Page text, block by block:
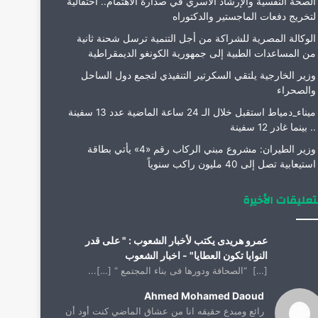
لتخريج دفعات الماجستير والدكتوراه
الوكالة المصرية للشراكة من أجل التنمية ترسل شحنة ثانية
من المساعدات الطبية إلى جمهورية الكونغو الديمقراطية
وزير الخارجية يلتقي السكرتير التنفيذي لتجمع دول الساحل
والصحراء
ميناء_دمياط استقبل خلال الـ 24 ساعة الماضية عدد 13 سفينة
.. بينما غادر 12 سفينة
وزير الطيران: مشروع مبني الركاب رقم «4» يأتي بطاقة
استيعابية تصل إلى 40 مليون راكب سنوياً
الأخيرة
عمرو هريدى يكتب لأخبار الشعوب : " على قدر
النوايا تكون العطايا" - اخبار الشعوب
[…] “الصحافة ودورها فى بناء المجتمع “ […]...
Ahmed Mohamed Daoud
رائع ومبدع حقيقه انا من عشاق الماضي كنت أود أن